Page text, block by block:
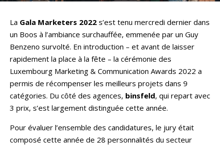
La Gala Marketers 2022 s’est tenu mercredi dernier dans
un Boos à l’ambiance surchauffée, emmenée par un Guy
Benzeno survolté. En introduction – et avant de laisser
rapidement la place à la fête – la cérémonie des
Luxembourg Marketing & Communication Awards 2022 a
permis de récompenser les meilleurs projets dans 9
catégories. Du côté des agences, binsfeld, qui repart avec
3 prix, s’est largement distinguée cette année.
Pour évaluer l’ensemble des candidatures, le jury était
composé cette année de 28 personnalités du secteur